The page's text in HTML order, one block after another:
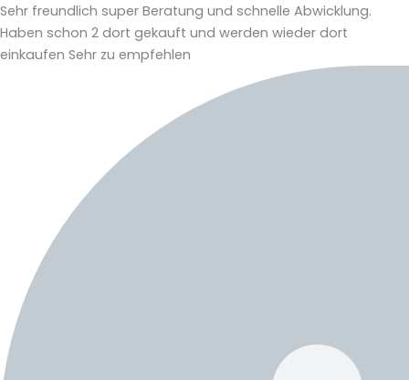
Sehr freundlich super Beratung und schnelle Abwicklung.
Haben schon 2 dort gekauft und werden wieder dort
einkaufen Sehr zu empfehlen